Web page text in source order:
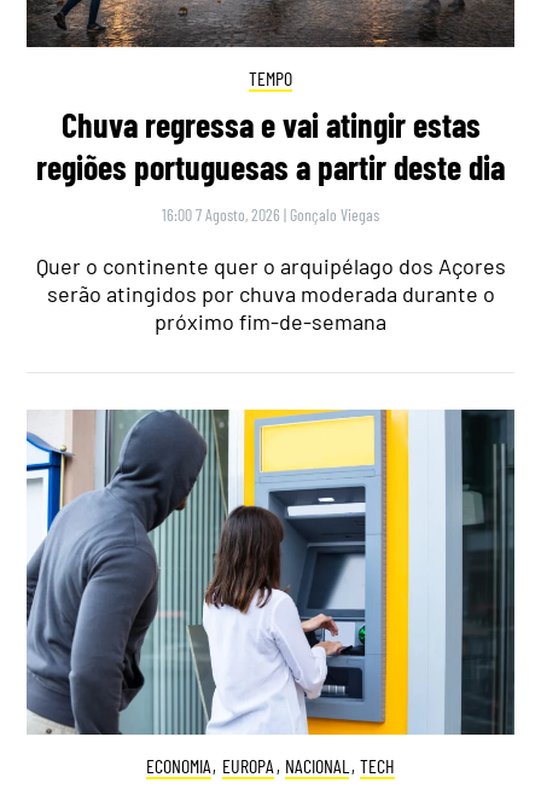
TEMPO
Chuva regressa e vai atingir estas
regiões portuguesas a partir deste dia
16:00 7 Agosto, 2026 | Gonçalo Viegas
Quer o continente quer o arquipélago dos Açores
serão atingidos por chuva moderada durante o
próximo fim-de-semana
ECONOMIA, EUROPA , NACIONAL , TECH